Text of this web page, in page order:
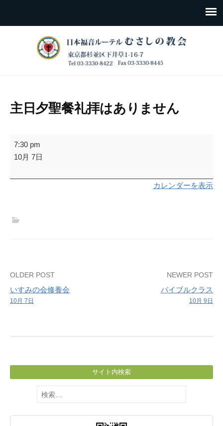
主日夕聖餐礼拝はありません
主
日
聖
せ
ん
7:30 pm
10月 7日
カレンダーを表示
Post
navigation
OLDER POST
いすみの会修養会
10月 7日
NEWER POST
バイブルクラス
10月 9日
サイト内検索
検
索: